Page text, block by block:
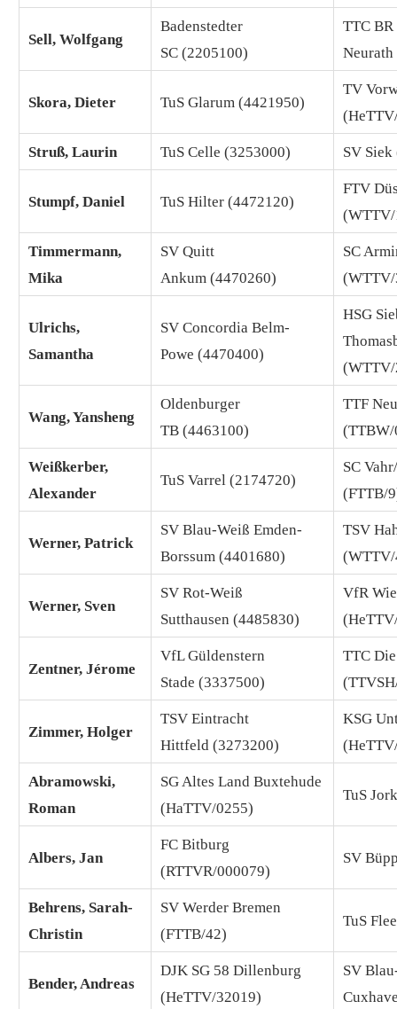
Sell, Wolfgang
Badenstedter
SC (2205100)
TTC
Skora, Dieter TuS Glarum (4421950)
TV
Struß, Laurin TuS Celle (3253000) SV
Stumpf, Daniel TuS Hilter (4472120)
FTV
Timmermann,
Mika
SV Quitt
Ankum (4470260)
SC
Ulrichs,
Samantha
SV Concordia Belm-
Powe (4470400)
HSG
Wang, Yansheng
Oldenburger
TB (4463100)
TTF
Weißkerber,
Alexander
TuS Varrel (2174720)
SC
(FTTB/
Werner, Patrick
SV Blau-Weiß Emden-
Borssum (4401680)
TSV
Werner, Sven
SV Rot-Weiß
Sutthausen (4485830)
VfR
Zentner, Jérome
VfL Güldenstern
Stade (3337500)
TTC
Zimmer, Holger
TSV Eintracht
Hittfeld (3273200)
KSG
Abramowski,
Roman
SG Altes Land Buxtehude
(HaTTV/0255)
TuS
Albers, Jan
FC Bitburg
(RTTVR/000079)
SV
Behrens, Sarah-
Christin
SV Werder Bremen
(FTTB/42)
TuS
Bender, Andreas
DJK SG 58 Dillenburg
(HeTTV/32019)
SV